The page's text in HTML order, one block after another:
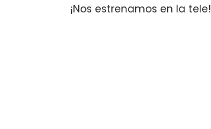
¡Nos estrenamos en la tele!